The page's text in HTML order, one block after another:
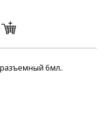
6мл..